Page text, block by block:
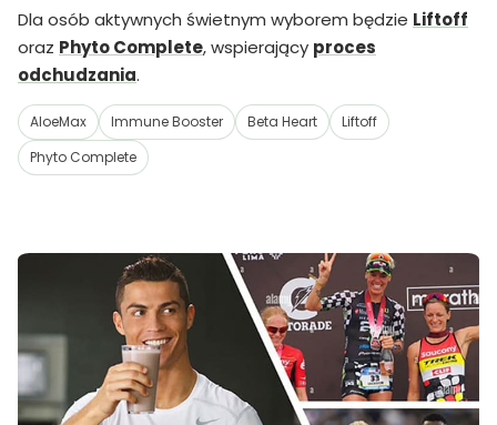
Dla osób aktywnych świetnym wyborem będzie Liftoff
oraz Phyto Complete, wspierający proces
odchudzania.
AloeMax Immune Booster Beta Heart
Liftoff
Phyto Complete